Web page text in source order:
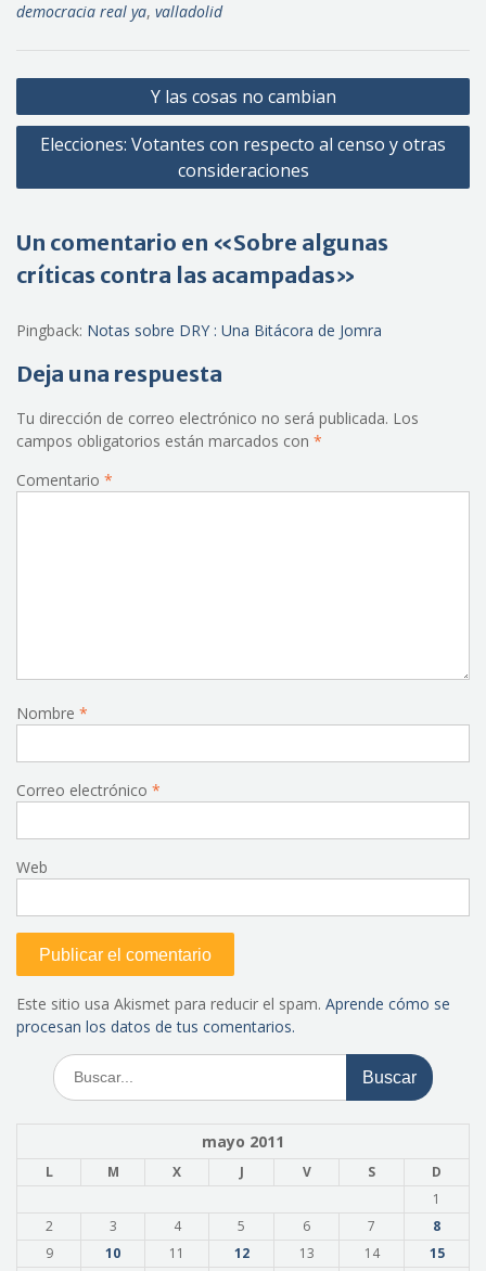
democracia real ya, valladolid
Navegación
de
entradas
Y las cosas no cambian
Elecciones: Votantes con respecto al censo y otras
consideraciones
Un comentario en «Sobre algunas
críticas contra las acampadas»
Pingback: Notas sobre DRY : Una Bitácora de Jomra
Deja una respuesta
Tu dirección de correo electrónico no será publicada. Los
campos obligatorios están marcados con *
Comentario *
Nombre *
Correo electrónico *
Web
Este sitio usa Akismet para reducir el spam. Aprende cómo se
procesan los datos de tus comentarios.
Buscar:
mayo 2011
L M X J V S
D
1
2
3 4 5 6 7
8
9
10 11 12 13 14 15